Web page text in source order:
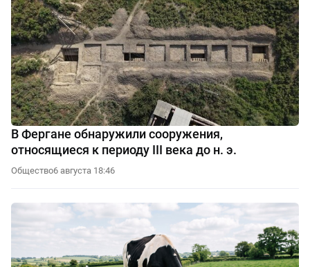
В Фергане обнаружили сооружения,
относящиеся к периоду III века до н. э.
Общество6 августа 18:46